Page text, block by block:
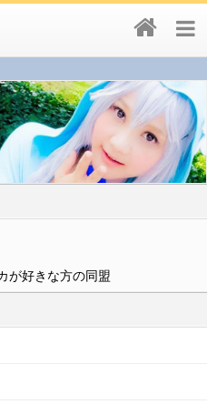
が好きな方の同盟